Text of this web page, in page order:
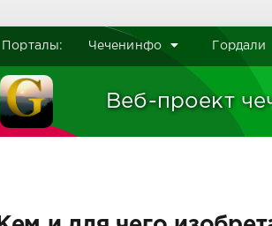
Порталы: Чеченинфо Гордали
Веб-проект